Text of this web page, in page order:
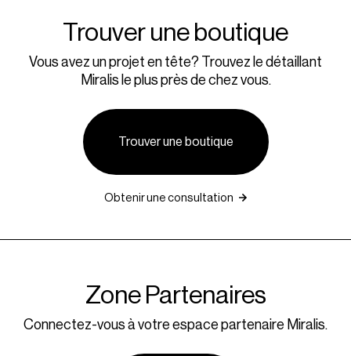
Trouver une boutique
Vous avez un projet en tête? Trouvez le détaillant
Miralis le plus près de chez vous.
Trouver une boutique
Obtenir une consultation
Zone Partenaires
Connectez-vous à votre espace partenaire Miralis.